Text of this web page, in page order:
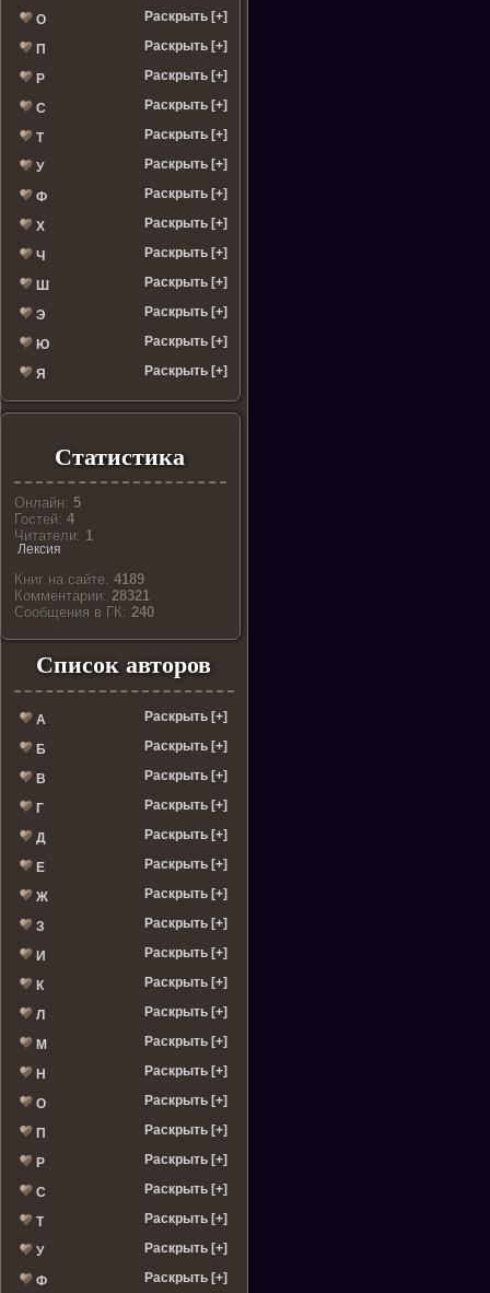
О Раскрыть [+]
П Раскрыть [+]
Р Раскрыть [+]
С Раскрыть [+]
Т Раскрыть [+]
У Раскрыть [+]
Ф Раскрыть [+]
Х Раскрыть [+]
Ч Раскрыть [+]
Ш Раскрыть [+]
Э Раскрыть [+]
Ю Раскрыть [+]
Я Раскрыть [+]
Статистика
Онлайн: 5
Гостей:4
Читатели: 1
Лексия
Книг на сайте:4189
Комментарии:28321
Cообщения в ГК:240
Список авторов
А Раскрыть [+]
Б Раскрыть [+]
В Раскрыть [+]
Г Раскрыть [+]
Д Раскрыть [+]
Е Раскрыть [+]
Ж Раскрыть [+]
З Раскрыть [+]
И Раскрыть [+]
К Раскрыть [+]
Л Раскрыть [+]
М Раскрыть [+]
Н Раскрыть [+]
О Раскрыть [+]
П Раскрыть [+]
Р Раскрыть [+]
С Раскрыть [+]
Т Раскрыть [+]
У Раскрыть [+]
Ф Раскрыть [+]